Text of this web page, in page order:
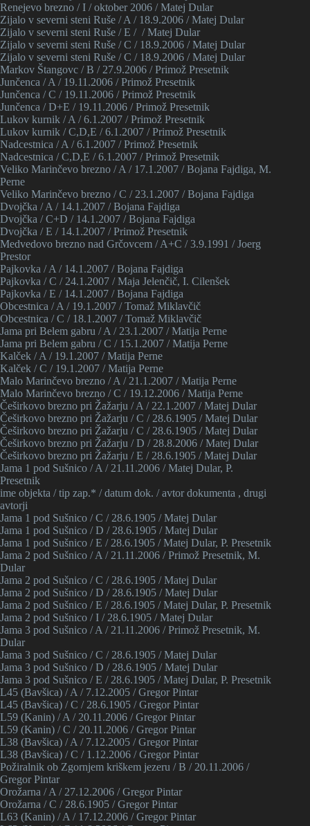
Renejevo brezno / I / oktober 2006 / Matej Dular
Zijalo v severni steni Ruše / A / 18.9.2006 / Matej Dular
Zijalo v severni steni Ruše / E / / Matej Dular
Zijalo v severni steni Ruše / C / 18.9.2006 / Matej Dular
Zijalo v severni steni Ruše / C / 18.9.2006 / Matej Dular
Markov Štangovc / B / 27.9.2006 / Primož Presetnik
Junčenca / A / 19.11.2006 / Primož Presetnik
Junčenca / C / 19.11.2006 / Primož Presetnik
Junčenca / D+E / 19.11.2006 / Primož Presetnik
Lukov kurnik / A / 6.1.2007 / Primož Presetnik
Lukov kurnik / C,D,E / 6.1.2007 / Primož Presetnik
Nadcestnica / A / 6.1.2007 / Primož Presetnik
Nadcestnica / C,D,E / 6.1.2007 / Primož Presetnik
Veliko Marinčevo brezno / A / 17.1.2007 / Bojana Fajdiga, M.
Perne
Veliko Marinčevo brezno / C / 23.1.2007 / Bojana Fajdiga
Dvojčka / A / 14.1.2007 / Bojana Fajdiga
Dvojčka / C+D / 14.1.2007 / Bojana Fajdiga
Dvojčka / E / 14.1.2007 / Primož Presetnik
Medvedovo brezno nad Grčovcem / A+C / 3.9.1991 / Joerg
Prestor
Pajkovka / A / 14.1.2007 / Bojana Fajdiga
Pajkovka / C / 24.1.2007 / Maja Jelenčič, I. Cilenšek
Pajkovka / E / 14.1.2007 / Bojana Fajdiga
Obcestnica / A / 19.1.2007 / Tomaž Miklavčič
Obcestnica / C / 18.1.2007 / Tomaž Miklavčič
Jama pri Belem gabru / A / 23.1.2007 / Matija Perne
Jama pri Belem gabru / C / 15.1.2007 / Matija Perne
Kalček / A / 19.1.2007 / Matija Perne
Kalček / C / 19.1.2007 / Matija Perne
Malo Marinčevo brezno / A / 21.1.2007 / Matija Perne
Malo Marinčevo brezno / C / 19.12.2006 / Matija Perne
Češirkovo brezno pri Žažarju / A / 22.1.2007 / Matej Dular
Češirkovo brezno pri Žažarju / C / 28.6.1905 / Matej Dular
Češirkovo brezno pri Žažarju / C / 28.6.1905 / Matej Dular
Češirkovo brezno pri Žažarju / D / 28.8.2006 / Matej Dular
Češirkovo brezno pri Žažarju / E / 28.6.1905 / Matej Dular
Jama 1 pod Sušnico / A / 21.11.2006 / Matej Dular, P.
Presetnik
ime objekta / tip zap.* / datum dok. / avtor dokumenta , drugi
avtorji
Jama 1 pod Sušnico / C / 28.6.1905 / Matej Dular
Jama 1 pod Sušnico / D / 28.6.1905 / Matej Dular
Jama 1 pod Sušnico / E / 28.6.1905 / Matej Dular, P. Presetnik
Jama 2 pod Sušnico / A / 21.11.2006 / Primož Presetnik, M.
Dular
Jama 2 pod Sušnico / C / 28.6.1905 / Matej Dular
Jama 2 pod Sušnico / D / 28.6.1905 / Matej Dular
Jama 2 pod Sušnico / E / 28.6.1905 / Matej Dular, P. Presetnik
Jama 2 pod Sušnico / I / 28.6.1905 / Matej Dular
Jama 3 pod Sušnico / A / 21.11.2006 / Primož Presetnik, M.
Dular
Jama 3 pod Sušnico / C / 28.6.1905 / Matej Dular
Jama 3 pod Sušnico / D / 28.6.1905 / Matej Dular
Jama 3 pod Sušnico / E / 28.6.1905 / Matej Dular, P. Presetnik
L45 (Bavšica) / A / 7.12.2005 / Gregor Pintar
L45 (Bavšica) / C / 28.6.1905 / Gregor Pintar
L59 (Kanin) / A / 20.11.2006 / Gregor Pintar
L59 (Kanin) / C / 20.11.2006 / Gregor Pintar
L38 (Bavšica) / A / 7.12.2005 / Gregor Pintar
L38 (Bavšica) / C / 1.12.2006 / Gregor Pintar
Požiralnik ob Zgornjem kriškem jezeru / B / 20.11.2006 /
Gregor Pintar
Orožarna / A / 27.12.2006 / Gregor Pintar
Orožarna / C / 28.6.1905 / Gregor Pintar
L63 (Kanin) / A / 17.12.2006 / Gregor Pintar